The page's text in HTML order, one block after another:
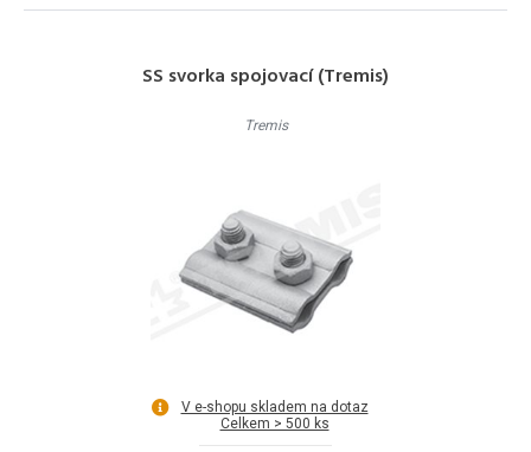
SS svorka spojovací (Tremis)
Tremis
V e-shopu skladem na dotaz
Celkem > 500 ks